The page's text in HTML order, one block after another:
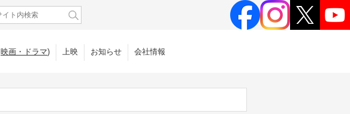
映画・ドラマ) 上映 お知らせ 会社情報